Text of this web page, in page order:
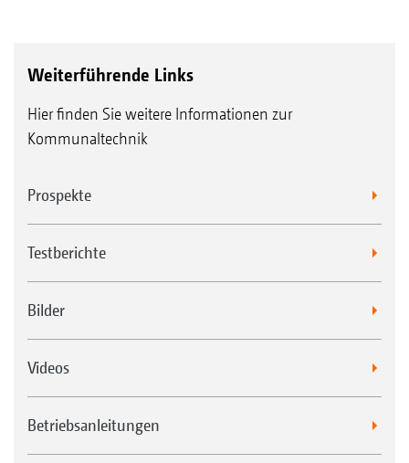
Weiterführende Links
Hier finden Sie weitere Informationen zur
Kommunaltechnik
Prospekte
Testberichte
Bilder
Videos
Betriebsanleitungen